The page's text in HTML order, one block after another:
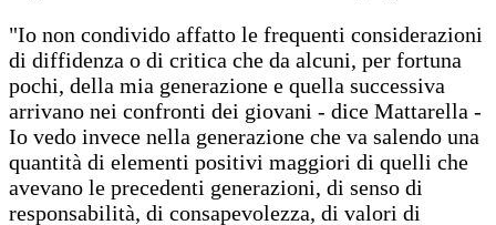
"Io non condivido affatto le frequenti considerazioni
di diffidenza o di critica che da alcuni, per fortuna
pochi, della mia generazione e quella successiva
arrivano nei confronti dei giovani - dice Mattarella -
Io vedo invece nella generazione che va salendo una
quantità di elementi positivi maggiori di quelli che
avevano le precedenti generazioni, di senso di
responsabilità, di consapevolezza, di valori di